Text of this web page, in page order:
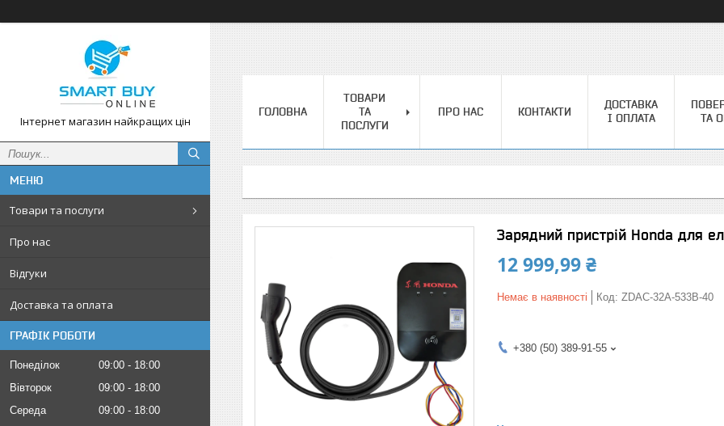
Інтернет магазин найкращих цін
Товари та послуги
Про нас
Відгуки
Доставка та оплата
ГРАФІК РОБОТИ
Понеділок 09:00
18:00
Вівторок
09:00
18:00
Середа
09:00
18:00
ГОЛОВНА
ТОВАРИ
ТА
ПОСЛУГИ
ПРО НАС КОНТАКТИ
ДОСТАВКА
І ОПЛАТА
ТА
Зарядний пристрій Honda для
12 999,99 ₴
Немає в наявності Код: ZDAC-32A-533B-40
+380 (50) 389-91-55